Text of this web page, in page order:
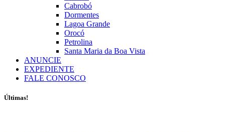
Cabrobó
Dormentes
Lagoa Grande
Orocó
Petrolina
Santa Maria da Boa Vista
ANUNCIE
EXPEDIENTE
FALE CONOSCO
Últimas!